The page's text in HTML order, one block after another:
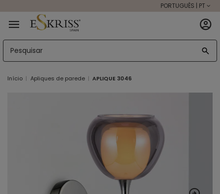
PORTUGUÊS | PT
Início Apliques de parede APLIQUE 3046